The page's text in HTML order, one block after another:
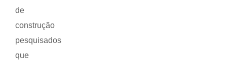
de
construção
pesquisados
que